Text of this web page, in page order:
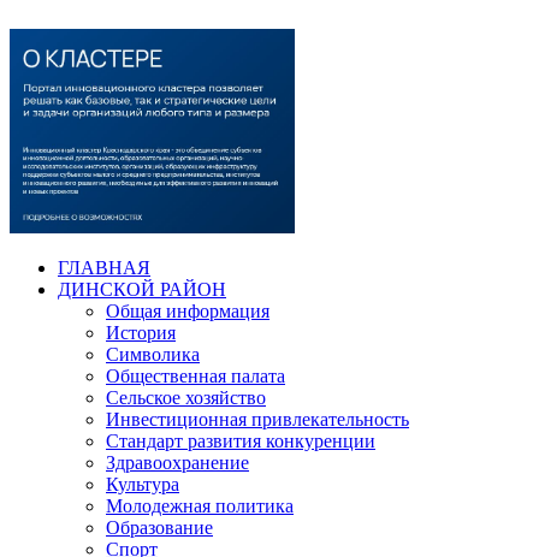
ГЛАВНАЯ
ДИНСКОЙ РАЙОН
Общая информация
История
Символика
Общественная палата
Сельское хозяйство
Инвестиционная привлекательность
Стандарт развития конкуренции
Здравоохранение
Культура
Молодежная политика
Образование
Спорт